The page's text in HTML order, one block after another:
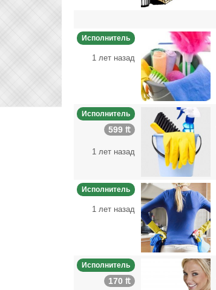
Исполнитель
1 лет назад
Исполнитель
599 ₶
1 лет назад
Исполнитель
1 лет назад
Исполнитель
170 ₶